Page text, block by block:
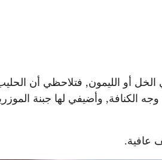
أو الليمون, فتلاحظي أن
وأضيفي لها جبنة
عافية.